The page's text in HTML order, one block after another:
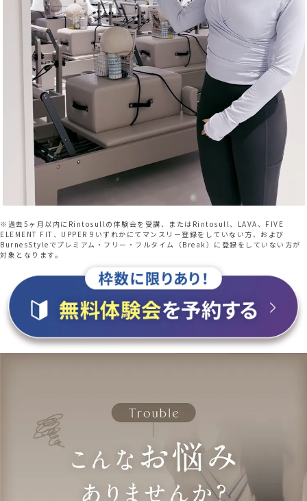
※過去5ヶ月以内にRintosullの体験会を受講、またはRintosull、LAVA、FIVE
ELEMENT FIT、UPPER 9いずれかにてマンスリー登録をしていない方、および
BurnesStyleでプレミアム・フリー・フルタイム（Break）に登録をしていない方が
対象となります。